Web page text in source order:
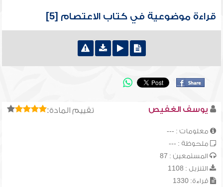
قراءة موضوعية في كتاب الاعتصام [5]
تقييم المادة: يوسف الغفيص
معلومات : ---
ملحوظة : ---
المستمعين : 87
التنزيل : 1108
قراءة: 1330